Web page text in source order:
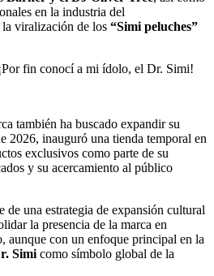
en la industria del
viralización de los “Simi peluches”
fin conocí a mi ídolo, el Dr. Simi!
también ha buscado expandir su
2026, inauguró una tienda temporal en
exclusivos como parte de su
y su acercamiento al público
de una estrategia de expansión cultural
la presencia de la marca en
aunque con un enfoque principal en la
Simi como símbolo global de la